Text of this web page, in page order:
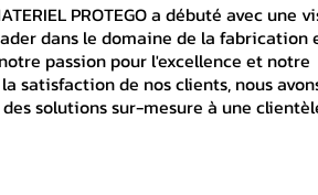
PROTEGO a débuté avec une
dans le domaine de la fabrication
passion pour l'excellence et notre
satisfaction de nos clients, nous
solutions sur-mesure à une